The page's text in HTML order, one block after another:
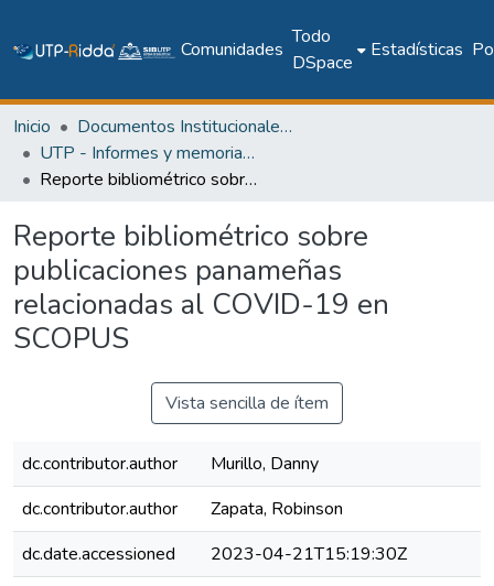
Comunidades
Todo
DSpace
Estadísticas
Inicio
Documentos Institucionales y Memoria Universitaria
UTP - Informes y memorias institucionales
Reporte bibliométrico sobre publicaciones panameñas relacionadas al COVID-19 en SCOPUS
Reporte bibliométrico sobre
publicaciones panameñas
relacionadas al COVID-19 en
SCOPUS
Vista sencilla de ítem
dc.contributor.author
Murillo, Danny
dc.contributor.author
Zapata, Robinson
dc.date.accessioned
2023-04-21T15:19:30Z